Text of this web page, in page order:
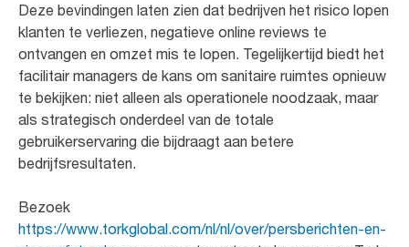
Deze bevindingen laten zien dat bedrijven het risico lopen
klanten te verliezen, negatieve online reviews te
ontvangen en omzet mis te lopen. Tegelijkertijd biedt het
facilitair managers de kans om sanitaire ruimtes opnieuw
te bekijken: niet alleen als operationele noodzaak, maar
als strategisch onderdeel van de totale
gebruikerservaring die bijdraagt aan betere
bedrijfsresultaten.
Bezoek
https://www.torkglobal.com/nl/nl/over/persberichten-en-